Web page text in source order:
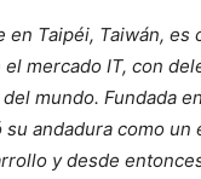
en Taipéi, Taiwán, es
mercado IT, con
mundo. Fundada
su andadura como un
y desde